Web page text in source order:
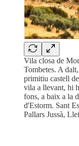
Vila closa de
Tombetes. A
primitiu castell
vila a llevant, hi
fons, a baix a la
d'Estorm. Sant
Pallars Jussà,